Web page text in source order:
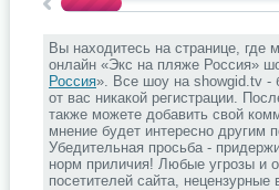
Вы находитесь на странице, где
онлайн «Экс на пляже Россия»
Россия». Все шоу на showgid.tv -
от вас никакой регистрации.
также можете добавить свой
мнение будет интересно другим
Убедительная просьба -
норм приличия! Любые угрозы и
посетителей сайта,